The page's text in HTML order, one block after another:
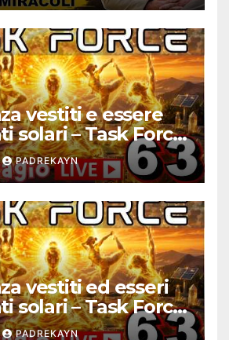
vestiti e essere
solari – Task Force
ep. 63
PADREKAYN
vestiti ed esseri
solari – Task Force
63
PADREKAYN